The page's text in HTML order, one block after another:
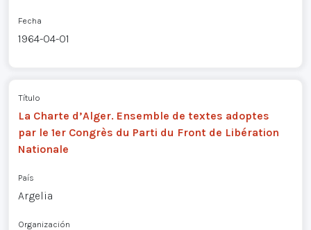
Fecha
1964-04-01
Título
La Charte d’Alger. Ensemble de textes adoptes
par le 1er Congrès du Parti du Front de Libération
Nationale
País
Argelia
Organización